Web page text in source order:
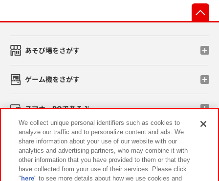
あそび場をさがす
ゲーム機をさがす
スマホ・PCであそぶ
イベント・キャンペーン
We collect unique personal identifiers such as cookies to
analyze our traffic and to personalize content and ads. We
share information about your use of our website with our
analytics and advertising partners, who may combine it with
other information that you have provided to them or that they
have collected from your use of their services. Please click
" here" to see more details about how we use cookies and